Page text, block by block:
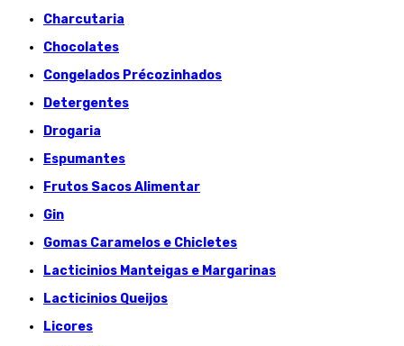
Charcutaria
Chocolates
Congelados Précozinhados
Detergentes
Drogaria
Espumantes
Frutos Sacos Alimentar
Gin
Gomas Caramelos e Chicletes
Lacticinios Manteigas e Margarinas
Lacticinios Queijos
Licores